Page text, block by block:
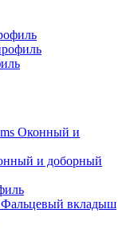
Оконный и
и доборный
Фальцевый вкладыш